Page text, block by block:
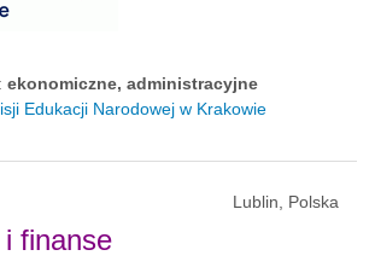
ekonomiczne, administracyjne
Edukacji Narodowej w Krakowie
Lublin, Polska
finanse